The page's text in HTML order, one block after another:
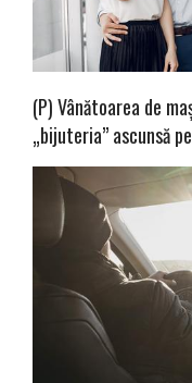
(P) Vânătoarea de
„bijuteria” ascunsă